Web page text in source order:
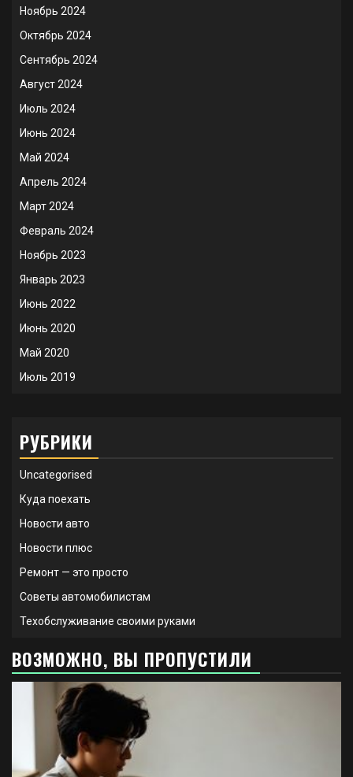
Ноябрь 2024
Октябрь 2024
Сентябрь 2024
Август 2024
Июль 2024
Июнь 2024
Май 2024
Апрель 2024
Март 2024
Февраль 2024
Ноябрь 2023
Январь 2023
Июнь 2022
Июнь 2020
Май 2020
Июль 2019
РУБРИКИ
Uncategorised
Куда поехать
Новости авто
Новости плюс
Ремонт — это просто
Советы автомобилистам
Техобслуживание своими руками
ВОЗМОЖНО, ВЫ ПРОПУСТИЛИ